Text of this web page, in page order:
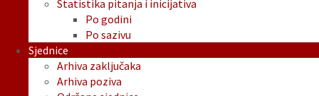
Statistika pitanja i inicijativa
Po godini
Po sazivu
Sjednice
Arhiva zaključaka
Arhiva poziva